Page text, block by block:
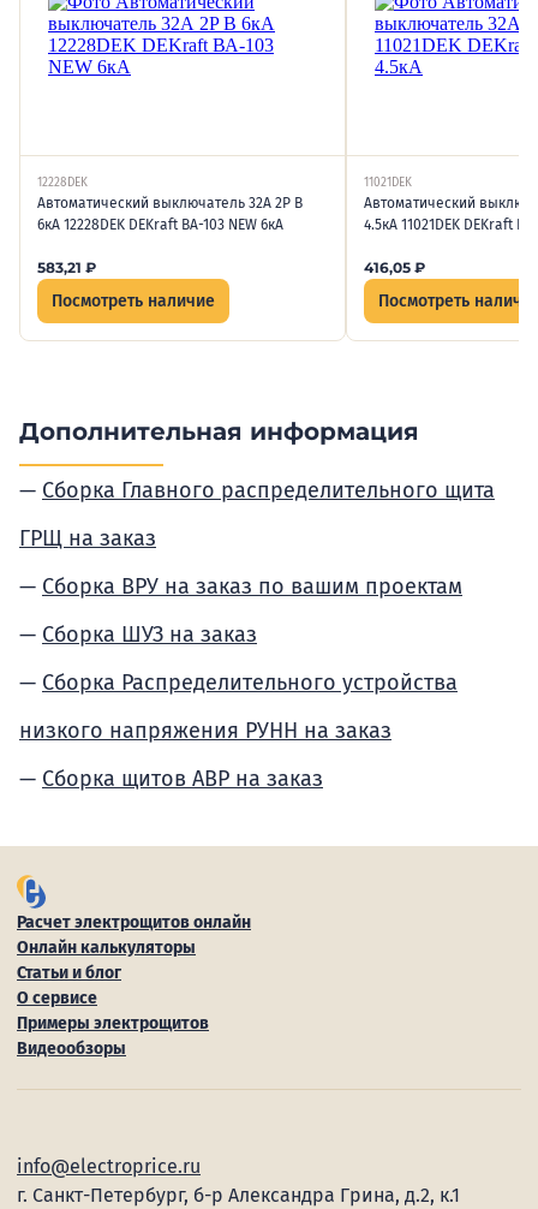
12228DEK
Автоматический выключатель 32А 2P B
6кА 12228DEK DEKraft ВА-103 NEW 6кА
583,21 ₽
Посмотреть наличие
11021DEK
Автоматический
4.5кА 11021DEK DEKraft
416,05 ₽
Посмотреть
Дополнительная информация
Сборка Главного распределительного щита
ГРЩ на заказ
Сборка ВРУ на заказ по вашим проектам
Сборка ШУЗ на заказ
Сборка Распределительного устройства
низкого напряжения РУНН на заказ
Сборка щитов АВР на заказ
Расчет электрощитов онлайн
Онлайн калькуляторы
Статьи и блог
О сервисе
Примеры электрощитов
Видеообзоры
info@electroprice.ru
г. Санкт-Петербург, б-р Александра Грина, д.2, к.1